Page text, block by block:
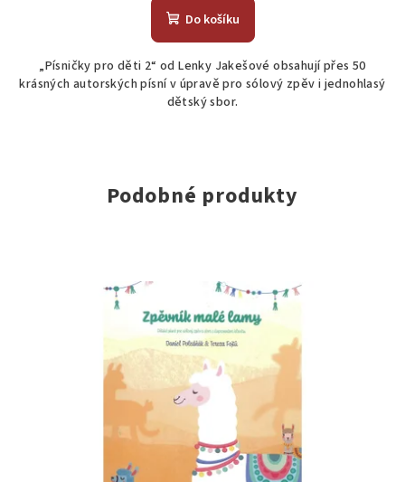
Do košíku
„Písničky pro děti 2“ od Lenky Jakešové obsahují přes 50
krásných autorských písní v úpravě pro sólový zpěv i jednohlasý
dětský sbor.
Podobné produkty